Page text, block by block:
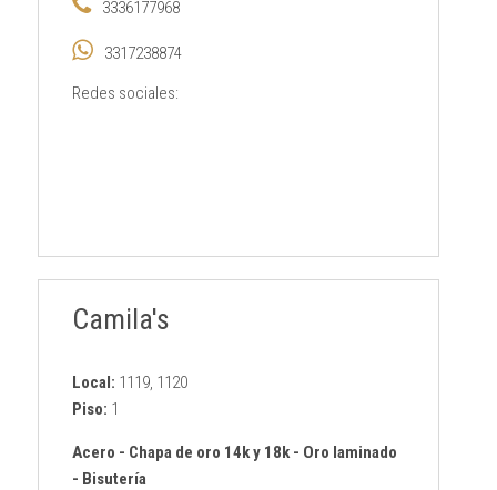
3336177968
3317238874
Redes sociales:
Camila's
Local: 1119, 1120
Piso: 1
Acero - Chapa de oro 14k y 18k- Oro laminado
- Bisutería